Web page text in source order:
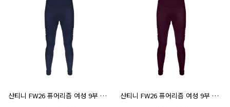
산티니 FW26 퓨어리즘 여성 9부 기모 팬츠 FOAM BIO 네이비 산티니 FW26 퓨어리즘 여성 9부 기모 팬츠 FOAM BIO 버건디